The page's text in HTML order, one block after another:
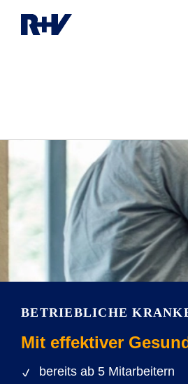
BETRIEBLICHE
Mit effektiver
bereits ab 5 Mitarbeitern